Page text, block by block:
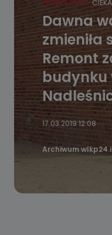
WIADOMOŚCI
Dawna
zmieniła
Remont
budynku
17.03.2019 12:08
Archiwum